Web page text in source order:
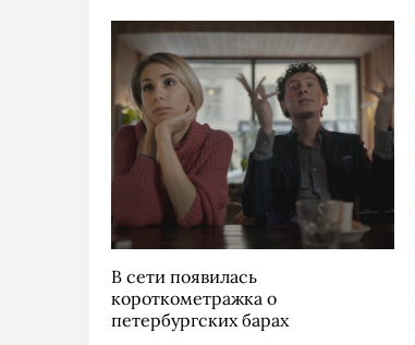
В сети появилась
короткометражка о
петербургских барах